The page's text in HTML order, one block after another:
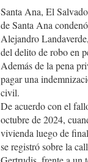
Santa Ana, El
de Santa Ana
Alejandro
del delito de robo en
Además de la pena
pagar una
civil.
De acuerdo con el
octubre de 2024,
vivienda luego de
se registró sobre la